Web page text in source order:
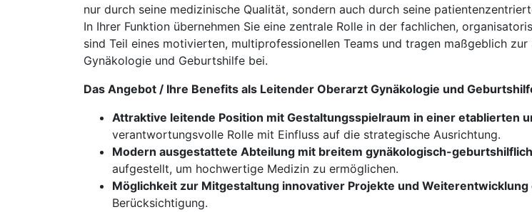
nur durch seine medizinische Qualität, sondern auch durch seine
In Ihrer Funktion übernehmen Sie eine zentrale Rolle in der fachlichen,
sind Teil eines motivierten, multiprofessionellen Teams und tragen maßgeblich
Gynäkologie und Geburtshilfe bei.
Das Angebot / Ihre Benefits als Leitender Oberarzt Gynäkologie und
Attraktive leitende Position mit Gestaltungsspielraum in einer etablierten
verantwortungsvolle Rolle mit Einfluss auf die strategische Ausrichtung.
Modern ausgestattete Abteilung mit breitem gynäkologisch-
aufgestellt, um hochwertige Medizin zu ermöglichen.
Möglichkeit zur Mitgestaltung innovativer Projekte und
Berücksichtigung.